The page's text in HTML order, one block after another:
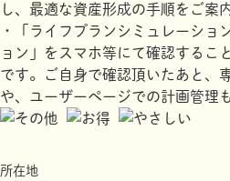
し、最適な資産形成の手順をご案
・「ライフプランシミュレーショ
ョン」をスマホ等にて確認するこ
です。ご自身で確認頂いたあと、
や、ユーザーページでの計画管理
所在地